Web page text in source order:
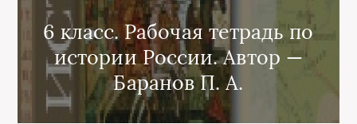
6 класс. Рабочая тетрадь по
истории России. Автор —
Баранов П. А.